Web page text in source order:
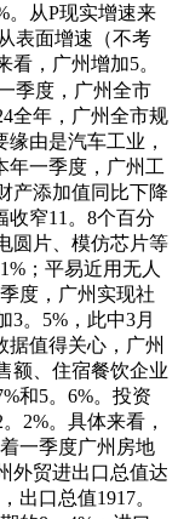
。从P现实增速来
表面增速（不考
，广州增加5。
季度，广州全市
全年，广州全市规
由是汽车工业，
年一季度，广州工
产添加值同比下降
收窄11。8个百分
圆片、模仿芯片等
；平易近用无人
度，广州实现社
3。5%，此中3月
据值得关心，广州
额、住宿餐饮企业
和5。6%。投资
2%。具体来看，
一季度广州房地
外贸进出口总值达
出口总值1917。